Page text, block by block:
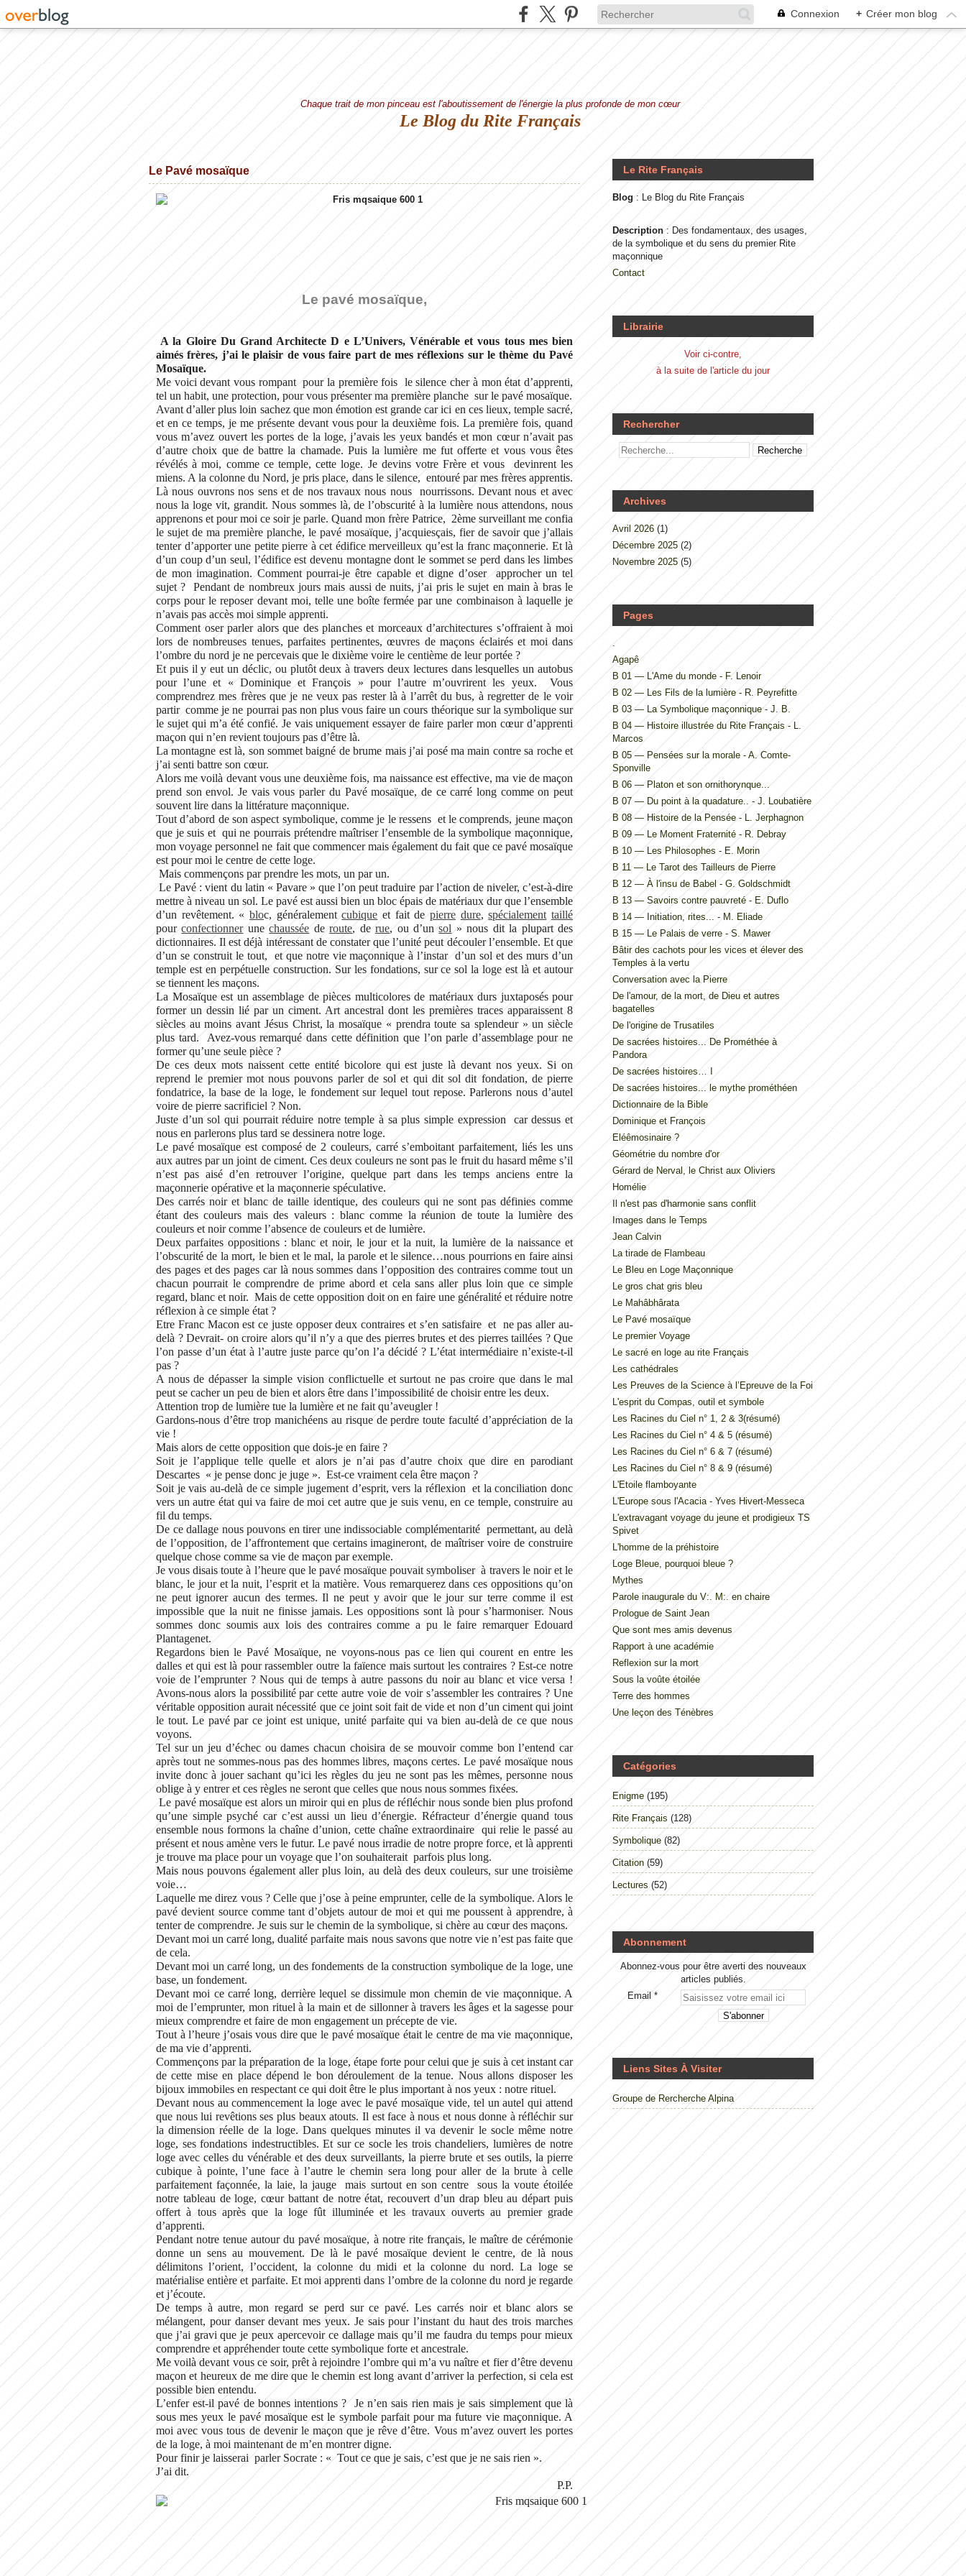
Connexion + Créer mon blog
Chaque trait de mon pinceau est l'aboutissement de l'énergie la plus profonde de mon cœur
Le Blog du Rite Français
Le Pavé mosaïque
Le pavé mosaïque,
A la Gloire Du Grand Architecte D e L’Univers, Vénérable et vous tous mes bien
aimés frères, j’ai le plaisir de vous faire part de mes réflexions sur le thème du Pavé
Mosaïque.
Me voici devant vous rompant pour la première fois le silence cher à mon état d’apprenti,
tel un habit, une protection, pour vous présenter ma première planche sur le pavé mosaïque.
Avant d’aller plus loin sachez que mon émotion est grande car ici en ces lieux, temple sacré,
et en ce temps, je me présente devant vous pour la deuxième fois. La première fois, quand
vous m’avez ouvert les portes de la loge, j’avais les yeux bandés et mon cœur n’avait pas
d’autre choix que de battre la chamade. Puis la lumière me fut offerte et vous vous êtes
révélés à moi, comme ce temple, cette loge. Je devins votre Frère et vous devinrent les
miens. A la colonne du Nord, je pris place, dans le silence, entouré par mes frères apprentis.
Là nous ouvrons nos sens et de nos travaux nous nous nourrissons. Devant nous et avec
nous la loge vit, grandit. Nous sommes là, de l’obscurité à la lumière nous attendons, nous
apprenons et pour moi ce soir je parle. Quand mon frère Patrice, 2ème surveillant me confia
le sujet de ma première planche, le pavé mosaïque, j’acquiesçais, fier de savoir que j’allais
tenter d’apporter une petite pierre à cet édifice merveilleux qu’est la franc maçonnerie. Et là
d’un coup d’un seul, l’édifice est devenu montagne dont le sommet se perd dans les limbes
de mon imagination. Comment pourrai-je être capable et digne d’oser approcher un tel
sujet ? Pendant de nombreux jours mais aussi de nuits, j’ai pris le sujet en main à bras le
corps pour le reposer devant moi, telle une boîte fermée par une combinaison à laquelle je
n’avais pas accès moi simple apprenti.
Comment oser parler alors que des planches et morceaux d’architectures s’offraient à moi
lors de nombreuses tenues, parfaites pertinentes, œuvres de maçons éclairés et moi dans
l’ombre du nord je ne percevais que le dixième voire le centième de leur portée ?
Et puis il y eut un déclic, ou plutôt deux à travers deux lectures dans lesquelles un autobus
pour l’une et « Dominique et François » pour l’autre m’ouvrirent les yeux. Vous
comprendrez mes frères que je ne veux pas rester là à l’arrêt du bus, à regretter de le voir
partir comme je ne pourrai pas non plus vous faire un cours théorique sur la symbolique sur
le sujet qui m’a été confié. Je vais uniquement essayer de faire parler mon cœur d’apprenti
maçon qui n’en revient toujours pas d’être là.
La montagne est là, son sommet baigné de brume mais j’ai posé ma main contre sa roche et
j’ai senti battre son cœur.
Alors me voilà devant vous une deuxième fois, ma naissance est effective, ma vie de maçon
prend son envol. Je vais vous parler du Pavé mosaïque, de ce carré long comme on peut
souvent lire dans la littérature maçonnique.
Tout d’abord de son aspect symbolique, comme je le ressens et le comprends, jeune maçon
que je suis et qui ne pourrais prétendre maîtriser l’ensemble de la symbolique maçonnique,
mon voyage personnel ne fait que commencer mais également du fait que ce pavé mosaïque
est pour moi le centre de cette loge.
Mais commençons par prendre les mots, un par un.
Le Pavé : vient du latin « Pavare » que l’on peut traduire par l’action de niveler, c’est-à-dire
mettre à niveau un sol. Le pavé est aussi bien un bloc épais de matériaux dur que l’ensemble
d’un revêtement. « bloc, généralementcubique et fait depierre dure,spécialement taillé
pourconfectionnerunechaussée deroute, derue, ou d’unsol » nous dit la plupart des
dictionnaires. Il est déjà intéressant de constater que l’unité peut découler l’ensemble. Et que
d’un se construit le tout, et que notre vie maçonnique à l’instar d’un sol et des murs d’un
temple est en perpétuelle construction. Sur les fondations, sur ce sol la loge est là et autour
se tiennent les maçons.
La Mosaïque est un assemblage de pièces multicolores de matériaux durs juxtaposés pour
former un dessin lié par un ciment. Art ancestral dont les premières traces apparaissent 8
siècles au moins avant Jésus Christ, la mosaïque « prendra toute sa splendeur » un siècle
plus tard. Avez-vous remarqué dans cette définition que l’on parle d’assemblage pour ne
former qu’une seule pièce ?
De ces deux mots naissent cette entité bicolore qui est juste là devant nos yeux. Si on
reprend le premier mot nous pouvons parler de sol et qui dit sol dit fondation, de pierre
fondatrice, la base de la loge, le fondement sur lequel tout repose. Parlerons nous d’autel
voire de pierre sacrificiel ? Non.
Juste d’un sol qui pourrait réduire notre temple à sa plus simple expression car dessus et
nous en parlerons plus tard se dessinera notre loge.
Le pavé mosaïque est composé de 2 couleurs, carré s’emboitant parfaitement, liés les uns
aux autres par un joint de ciment. Ces deux couleurs ne sont pas le fruit du hasard même s’il
n’est pas aisé d’en retrouver l’origine, quelque part dans les temps anciens entre la
maçonnerie opérative et la maçonnerie spéculative.
Des carrés noir et blanc de taille identique, des couleurs qui ne sont pas définies comme
étant des couleurs mais des valeurs : blanc comme la réunion de toute la lumière des
couleurs et noir comme l’absence de couleurs et de lumière.
Deux parfaites oppositions : blanc et noir, le jour et la nuit, la lumière de la naissance et
l’obscurité de la mort, le bien et le mal, la parole et le silence…nous pourrions en faire ainsi
des pages et des pages car là nous sommes dans l’opposition des contraires comme tout un
chacun pourrait le comprendre de prime abord et cela sans aller plus loin que ce simple
regard, blanc et noir. Mais de cette opposition doit on en faire une généralité et réduire notre
réflexion à ce simple état ?
Etre Franc Macon est ce juste opposer deux contraires et s’en satisfaire et ne pas aller au-
delà ? Devrait- on croire alors qu’il n’y a que des pierres brutes et des pierres taillées ? Que
l’on passe d’un état à l’autre juste parce qu’on l’a décidé ? L’état intermédiaire n’existe-t-il
pas ?
A nous de dépasser la simple vision conflictuelle et surtout ne pas croire que dans le mal
peut se cacher un peu de bien et alors être dans l’impossibilité de choisir entre les deux.
Attention trop de lumière tue la lumière et ne fait qu’aveugler !
Gardons-nous d’être trop manichéens au risque de perdre toute faculté d’appréciation de la
vie !
Mais alors de cette opposition que dois-je en faire ?
Soit je l’applique telle quelle et alors je n’ai pas d’autre choix que dire en parodiant
Descartes « je pense donc je juge ». Est-ce vraiment cela être maçon ?
Soit je vais au-delà de ce simple jugement d’esprit, vers la réflexion et la conciliation donc
vers un autre état qui va faire de moi cet autre que je suis venu, en ce temple, construire au
fil du temps.
De ce dallage nous pouvons en tirer une indissociable complémentarité permettant, au delà
de l’opposition, de l’affrontement que certains imagineront, de maîtriser voire de construire
quelque chose comme sa vie de maçon par exemple.
Je vous disais toute à l’heure que le pavé mosaïque pouvait symboliser à travers le noir et le
blanc, le jour et la nuit, l’esprit et la matière. Vous remarquerez dans ces oppositions qu’on
ne peut ignorer aucun des termes. Il ne peut y avoir que le jour sur terre comme il est
impossible que la nuit ne finisse jamais. Les oppositions sont là pour s’harmoniser. Nous
sommes donc soumis aux lois des contraires comme a pu le faire remarquer Edouard
Plantagenet.
Regardons bien le Pavé Mosaïque, ne voyons-nous pas ce lien qui courent en entre les
dalles et qui est là pour rassembler outre la faïence mais surtout les contraires ? Est-ce notre
voie de l’emprunter ? Nous qui de temps à autre passons du noir au blanc et vice versa !
Avons-nous alors la possibilité par cette autre voie de voir s’assembler les contraires ? Une
véritable opposition aurait nécessité que ce joint soit fait de vide et non d’un ciment qui joint
le tout. Le pavé par ce joint est unique, unité parfaite qui va bien au-delà de ce que nous
voyons.
Tel sur un jeu d’échec ou dames chacun choisira de se mouvoir comme bon l’entend car
après tout ne sommes-nous pas des hommes libres, maçons certes. Le pavé mosaïque nous
invite donc à jouer sachant qu’ici les règles du jeu ne sont pas les mêmes, personne nous
oblige à y entrer et ces règles ne seront que celles que nous nous sommes fixées.
Le pavé mosaïque est alors un miroir qui en plus de réfléchir nous sonde bien plus profond
qu’une simple psyché car c’est aussi un lieu d’énergie. Réfracteur d’énergie quand tous
ensemble nous formons la chaîne d’union, cette chaîne extraordinaire qui relie le passé au
présent et nous amène vers le futur. Le pavé nous irradie de notre propre force, et là apprenti
je trouve ma place pour un voyage que l’on souhaiterait parfois plus long.
Mais nous pouvons également aller plus loin, au delà des deux couleurs, sur une troisième
voie…
Laquelle me direz vous ? Celle que j’ose à peine emprunter, celle de la symbolique. Alors le
pavé devient source comme tant d’objets autour de moi et qui me poussent à apprendre, à
tenter de comprendre. Je suis sur le chemin de la symbolique, si chère au cœur des maçons.
Devant moi un carré long, dualité parfaite mais nous savons que notre vie n’est pas faite que
de cela.
Devant moi un carré long, un des fondements de la construction symbolique de la loge, une
base, un fondement.
Devant moi ce carré long, derrière lequel se dissimule mon chemin de vie maçonnique. A
moi de l’emprunter, mon rituel à la main et de sillonner à travers les âges et la sagesse pour
mieux comprendre et faire de mon engagement un précepte de vie.
Tout à l’heure j’osais vous dire que le pavé mosaïque était le centre de ma vie maçonnique,
de ma vie d’apprenti.
Commençons par la préparation de la loge, étape forte pour celui que je suis à cet instant car
de cette mise en place dépend le bon déroulement de la tenue. Nous allons disposer les
bijoux immobiles en respectant ce qui doit être le plus important à nos yeux : notre rituel.
Devant nous au commencement la loge avec le pavé mosaïque vide, tel un autel qui attend
que nous lui revêtions ses plus beaux atouts. Il est face à nous et nous donne à réfléchir sur
la dimension réelle de la loge. Dans quelques minutes il va devenir le socle même notre
loge, ses fondations indestructibles. Et sur ce socle les trois chandeliers, lumières de notre
loge avec celles du vénérable et des deux surveillants, la pierre brute et ses outils, la pierre
cubique à pointe, l’une face à l’autre le chemin sera long pour aller de la brute à celle
parfaitement façonnée, la laie, la jauge mais surtout en son centre sous la voute étoilée
notre tableau de loge, cœur battant de notre état, recouvert d’un drap bleu au départ puis
offert à tous après que la loge fût illuminée et les travaux ouverts au premier grade
d’apprenti.
Pendant notre tenue autour du pavé mosaïque, à notre rite français, le maître de cérémonie
donne un sens au mouvement. De là le pavé mosaïque devient le centre, de là nous
délimitons l’orient, l’occident, la colonne du midi et la colonne du nord. La loge se
matérialise entière et parfaite. Et moi apprenti dans l’ombre de la colonne du nord je regarde
et j’écoute.
De temps à autre, mon regard se perd sur ce pavé. Les carrés noir et blanc alors se
mélangent, pour danser devant mes yeux. Je sais pour l’instant du haut des trois marches
que j’ai gravi que je peux apercevoir ce dallage mais qu’il me faudra du temps pour mieux
comprendre et appréhender toute cette symbolique forte et ancestrale.
Me voilà devant vous ce soir, prêt à rejoindre l’ombre qui m’a vu naître et fier d’être devenu
maçon et heureux de me dire que le chemin est long avant d’arriver la perfection, si cela est
possible bien entendu.
L’enfer est-il pavé de bonnes intentions ? Je n’en sais rien mais je sais simplement que là
sous mes yeux le pavé mosaïque est le symbole parfait pour ma future vie maçonnique. A
moi avec vous tous de devenir le maçon que je rêve d’être. Vous m’avez ouvert les portes
de la loge, à moi maintenant de m’en montrer digne.
Pour finir je laisserai parler Socrate : « Tout ce que je sais, c’est que je ne sais rien ».
J’ai dit.
P.P.
Le Rite Français
Blog : Le Blog du Rite Français
Description : Des fondamentaux, des usages,
de la symbolique et du sens du premier Rite
maçonnique
Contact
Librairie
Voir ci-contre,
à la suite de l'article du jour
Rechercher
Archives
Avril 2026 (1)
Décembre 2025 (2)
Novembre 2025 (5)
Pages
.
Agapê
B 01 — L'Ame du monde - F. Lenoir
B 02 — Les Fils de la lumière - R. Peyrefitte
B 03 — La Symbolique maçonnique - J. B.
B 04 — Histoire illustrée du Rite Français - L.
Marcos
B 05 — Pensées sur la morale - A. Comte-
Sponville
B 06 — Platon et son ornithorynque...
B 07 — Du point à la quadature.. - J. Loubatière
B 08 — Histoire de la Pensée - L. Jerphagnon
B 09 — Le Moment Fraternité - R. Debray
B 10 — Les Philosophes - E. Morin
B 11 — Le Tarot des Tailleurs de Pierre
B 12 — À l'insu de Babel - G. Goldschmidt
B 13 — Savoirs contre pauvreté - E. Duflo
B 14 — Initiation, rites... - M. Eliade
B 15 — Le Palais de verre - S. Mawer
Bâtir des cachots pour les vices et élever des
Temples à la vertu
Conversation avec la Pierre
De l'amour, de la mort, de Dieu et autres
bagatelles
De l'origine de Trusatiles
De sacrées histoires... De Prométhée à
Pandora
De sacrées histoires… I
De sacrées histoires... le mythe prométhéen
Dictionnaire de la Bible
Dominique et François
Eléêmosinaire ?
Géométrie du nombre d'or
Gérard de Nerval, le Christ aux Oliviers
Homélie
Il n'est pas d'harmonie sans conflit
Images dans le Temps
Jean Calvin
La tirade de Flambeau
Le Bleu en Loge Maçonnique
Le gros chat gris bleu
Le Mahâbhârata
Le Pavé mosaïque
Le premier Voyage
Le sacré en loge au rite Français
Les cathédrales
Les Preuves de la Science à l’Epreuve de la Foi
L'esprit du Compas, outil et symbole
Les Racines du Ciel n° 1, 2 & 3(résumé)
Les Racines du Ciel n° 4 & 5 (résumé)
Les Racines du Ciel n° 6 & 7 (résumé)
Les Racines du Ciel n° 8 & 9 (résumé)
L'Etoile flamboyante
L'Europe sous l'Acacia - Yves Hivert-Messeca
L'extravagant voyage du jeune et prodigieux TS
Spivet
L'homme de la préhistoire
Loge Bleue, pourquoi bleue ?
Mythes
Parole inaugurale du V:. M:. en chaire
Prologue de Saint Jean
Que sont mes amis devenus
Rapport à une académie
Reflexion sur la mort
Sous la voûte étoilée
Terre des hommes
Une leçon des Ténèbres
Catégories
Enigme (195)
Rite Français (128)
Symbolique (82)
Citation (59)
Lectures (52)
Abonnement
Abonnez-vous pour être averti des nouveaux
articles publiés.
Email
Liens Sites À Visiter
Groupe de Rercherche Alpina